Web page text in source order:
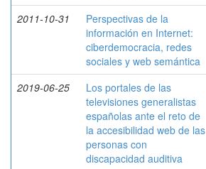
2011-10-31
Perspectivas de la
información en Internet:
ciberdemocracia, redes
sociales y web semántica
2019-06-25
Los portales de las
televisiones generalistas
españolas ante el reto de
la accesibilidad web de las
personas con
discapacidad auditiva